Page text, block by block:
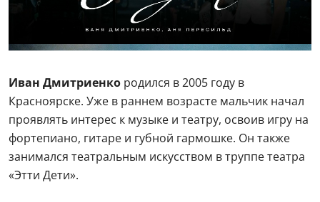
Иван Дмитриенко родился в 2005 году в
Красноярске. Уже в раннем возрасте мальчик начал
проявлять интерес к музыке и театру, освоив игру на
фортепиано, гитаре и губной гармошке. Он также
занимался театральным искусством в труппе театра
«Этти Дети».